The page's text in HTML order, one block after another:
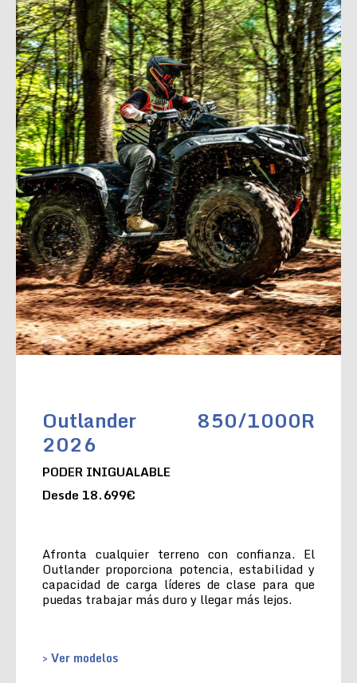
Outlander 850/1000R
2026
PODER INIGUALABLE
Desde 18.699€
Afronta cualquier terreno con confianza. El
Outlander proporciona potencia, estabilidad y
capacidad de carga líderes de clase para que
puedas trabajar más duro y llegar más lejos.
> Ver modelos